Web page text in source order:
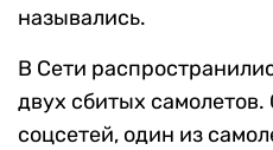
назывались.
В Сети
двух сбитых
соцсетей, один из